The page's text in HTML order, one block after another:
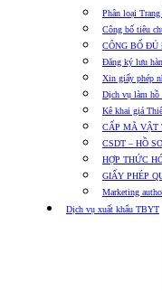
Phân loại
Công bố tiêu
CÔNG BỐ ĐỦ
Đăng ký lưu
Xin giấy phép
Dịch vụ làm hồ
Kê khai giá
CẤP MÃ VẬT
CSDT – HỒ
HỢP THỨC
GIẤY PHÉP
Marketing
Dịch vụ xuất khẩu TBYT